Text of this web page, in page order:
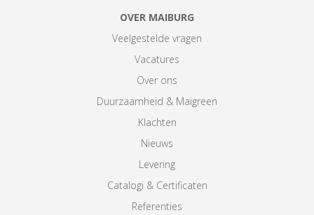
OVER MAIBURG
Veelgestelde vragen
Vacatures
Over ons
Duurzaamheid & Maigreen
Klachten
Nieuws
Levering
Catalogi & Certificaten
Referenties